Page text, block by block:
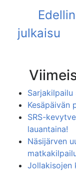
Sarjakilpailu
Kesäpäivän
SRS-
lauantaina!
Näsijärven
Jollakisojen